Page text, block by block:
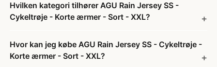
Hvilken kategori tilhører AGU Rain Jersey SS -
Cykeltrøje - Korte ærmer - Sort - XXL?
Hvor kan jeg købe AGU Rain Jersey SS - Cykeltrøje -
Korte ærmer - Sort - XXL?